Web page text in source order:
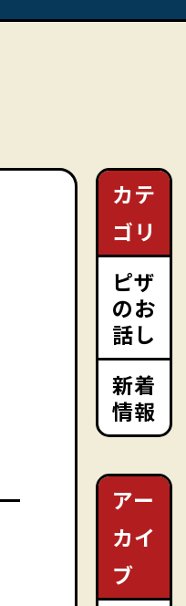
カテ
ゴリ
ピザ
のお
話し
新着
情報
アー
カイ
ブ